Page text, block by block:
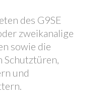
des G9SE
zweikanalige
sowie die
Schutztüren,
und